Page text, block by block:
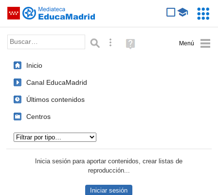
Saltar navegación
Palabra o frase: Búsqueda avanzada
Ayuda
(en
Inicio
Canal EducaMadrid
Últimos contenidos
Centros
Inicia sesión para aportar contenidos, crear listas de
reproducción...
Iniciar sesión